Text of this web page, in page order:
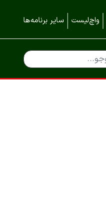
واچ‌لیست سایر برنامه‌ها